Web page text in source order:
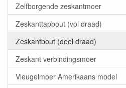
Zelfborgende zeskantmoer
Zeskanttapbout (vol draad)
Zeskantbout (deel draad)
Zeskant verbindingsmoer
Vleugelmoer Amerikaans model